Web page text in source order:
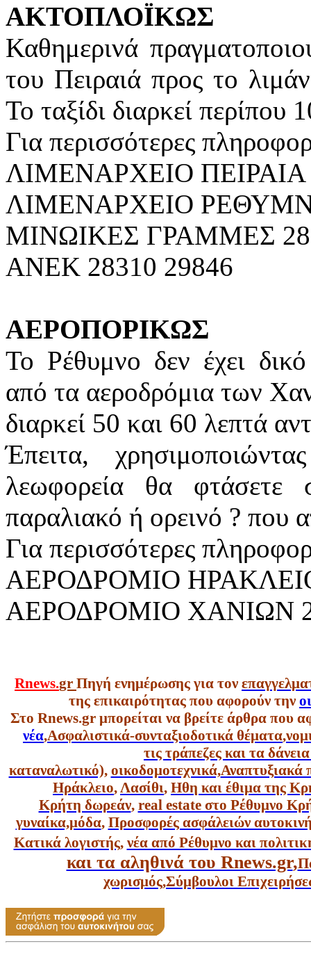
ΑΚΤΟΠΛΟΪΚΩΣ
Καθημερινά
του Πειραιά προς το
Το ταξίδι διαρκεί περίπου
Για περισσότερες
ΛΙΜΕΝΑΡΧΕΙΟ ΠΕΙΡΑΙΑ
ΛΙΜΕΝΑΡΧΕΙΟ
ΜΙΝΩΙΚΕΣ ΓΡΑΜΜΕΣ
ΑΝΕΚ 28310 29846
ΑΕΡΟΠΟΡΙΚΩΣ
Το Ρέθυμνο δεν έχει
από τα αεροδρόμια των
διαρκεί 50 και 60 λεπτά
Έπειτα,
λεωφορεία θα
παραλιακό ή ορεινό ? που
Για περισσότερες
ΑΕΡΟΔΡΟΜΙΟ
ΑΕΡΟΔΡΟΜΙΟ ΧΑΝΙΩΝ
Rnews.gr Πηγή ενημέρωσης για τον
της επικαιρότητας που αφορούν την
Στο Rnews.gr μπορείται να βρείτε άρθρα που
νέα,Ασφαλιστικά-συνταξιοδοτικά θέματα,
τις τράπεζες και τα
καταναλωτικό), οικοδομοτεχνικά,Αναπτυξιακά
Ηράκλειο,Λασίθι, Ηθη και έθιμα της
Κρήτη δωρεάν, real estate στο Ρέθυμνο
γυναίκα,μόδα, Προσφορές ασφάλειών
Κατικά λογιστής, νέα από Ρέθυμνο και
και τα αληθινά του Rnews.gr,
χωρισμός,Σύμβουλοι